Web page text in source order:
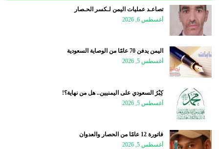
تصاعـد عمليات اليمن لـكسر الحـصار
أغسطس 6, 2026
اليمن يدفن 70 عامًا من الوصاية السعودية
أغسطس 5, 2026
كِبْرُ السعودي على اليمنيين.. هل من نهاية؟!
أغسطس 5, 2026
فاتورة 12 عامًا من الحصار والعدوان
أغسطس 5, 2026